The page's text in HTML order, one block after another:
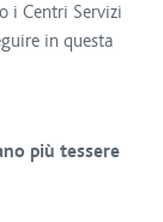
i Centri Servizi
in questa
più tessere